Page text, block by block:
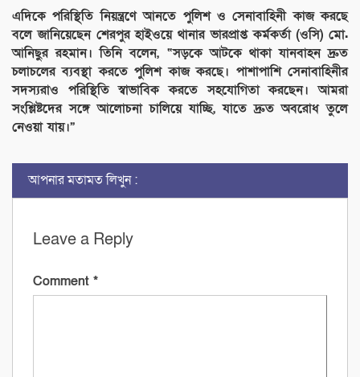
এদিকে পরিস্থিতি নিয়ন্ত্রণে আনতে পুলিশ ও সেনাবাহিনী কাজ করছে
বলে জানিয়েছেন শেরপুর হাইওয়ে থানার ভারপ্রাপ্ত কর্মকর্তা (ওসি) মো.
আনিছুর রহমান। তিনি বলেন, “সড়কে আটকে থাকা যানবাহন দ্রুত
চলাচলের ব্যবস্থা করতে পুলিশ কাজ করছে। পাশাপাশি সেনাবাহিনীর
সদস্যরাও পরিস্থিতি স্বাভাবিক করতে সহযোগিতা করছেন। আমরা
সংশ্লিষ্টদের সঙ্গে আলোচনা চালিয়ে যাচ্ছি, যাতে দ্রুত অবরোধ তুলে
নেওয়া যায়।”
আপনার মতামত লিখুন :
Leave a Reply
Comment *